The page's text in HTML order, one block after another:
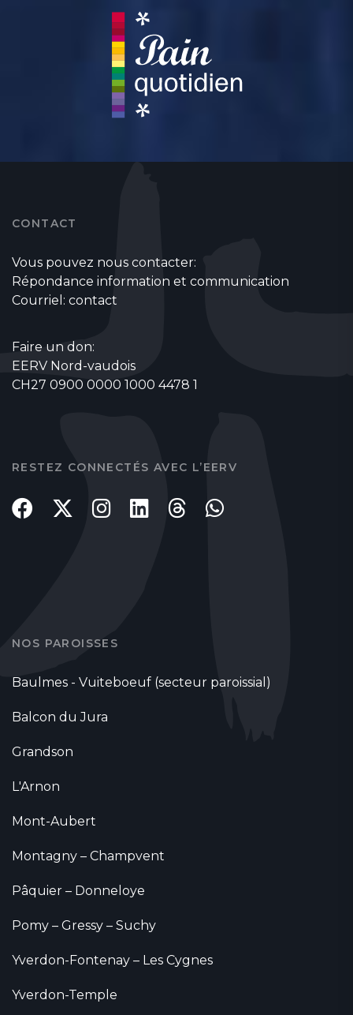
CONTACT
Vous pouvez nous contacter:
Répondance information et communication
Courriel: contact
Faire un don:
EERV Nord-vaudois
CH27 0900 0000 1000 4478 1
RESTEZ CONNECTÉS AVEC L’EERV
NOS PAROISSES
Baulmes - Vuiteboeuf (secteur paroissial)
Balcon du Jura
Grandson
L'Arnon
Mont-Aubert
Montagny – Champvent
Pâquier – Donneloye
Pomy – Gressy – Suchy
Yverdon-Fontenay – Les Cygnes
Yverdon-Temple